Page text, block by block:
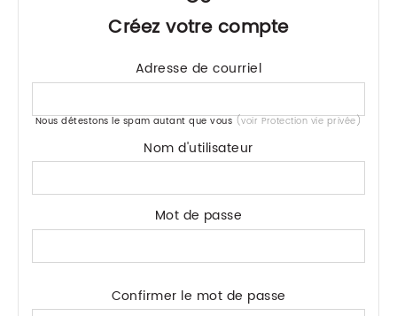
Créez votre compte
Adresse de courriel
Nous détestons le spam autant que vous(voir Protection vie privée)
Nom d'utilisateur
Mot de passe
Confirmer le mot de passe